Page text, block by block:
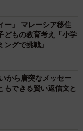
た、ストライプ1号さん
ライプ1号（992カレラ
にも至るところに、
で泣いてしまった」
るんだろうな…」と
ー」 マレーシア移住
もの教育考え「小学
グで挑戦」
から唐突なメッセー
できる賢い返信文と